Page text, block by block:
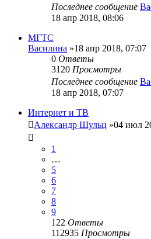
Последнее сообщение
18 апр 2018, 08:06
МГТС
Василина »18 апр 2018, 07:07
0 Ответы
3120 Просмотры
Последнее сообщение
18 апр 2018, 07:07
Интернет и ТВ
Александр Шульц »04 июл
1
…
5
6
7
8
9
122 Ответы
112935 Просмотры